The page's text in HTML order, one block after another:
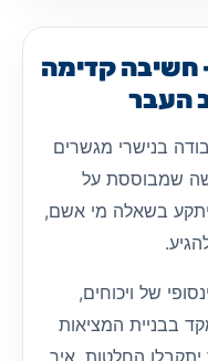
קדימה
העבר
בנישרי מגשרים
שמבוססת על
בשאלה מי אשם,
של ויכוחים,
בבניית המציאות